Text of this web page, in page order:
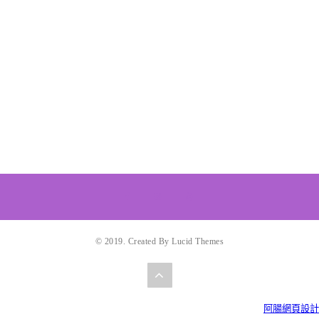
© 2019. Created By Lucid Themes
阿腸網頁設計